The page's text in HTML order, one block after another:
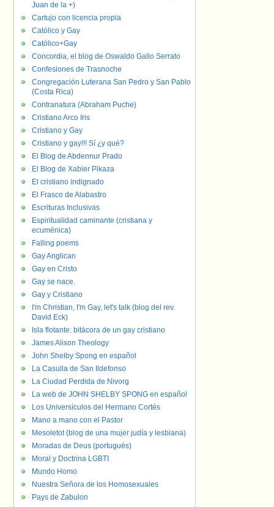
Juan de la +)
Cartujo con licencia propia
Católico y Gay
Católico+Gay
Concordia, el blog de Oswaldo Gallo Serrato
Confesiones de Trasnoche
Congregación Luterana San Pedro y San Pablo
(Costa Rica)
Contranatura (Abraham Puche)
Cristiano Arco Iris
Cristiano y Gay
Cristiano y gay!!! Sí ¿y qué?
El Blog de Abdennur Prado
El Blog de Xabier Pikaza
El cristiano indignado
El Frasco de Alabastro
Escrituras Inclusivas
Espiritualidad caminante (cristiana y
ecuménica)
Falling poems
Gay Anglican
Gay en Cristo
Gay se nace.
Gay y Cristiano
I'm Christian, I'm Gay, let's talk (blog del rev.
David Eck)
Isla flotante: bitácora de un gay cristiano
James Alison Theology
John Shelby Spong en español
La Casulla de San Ildefonso
La Ciudad Perdida de Nivorg
La web de JOHN SHELBY SPONG en español
Los Universículos del Hermano Cortés
Mano a mano con el Pastor
Mesoletot (blog de una mujer judía y lesbiana)
Moradas de Deus (portugués)
Moral y Doctrina LGBTI
Mundo Homo
Nuestra Señora de los Homosexuales
Pays de Zabulon